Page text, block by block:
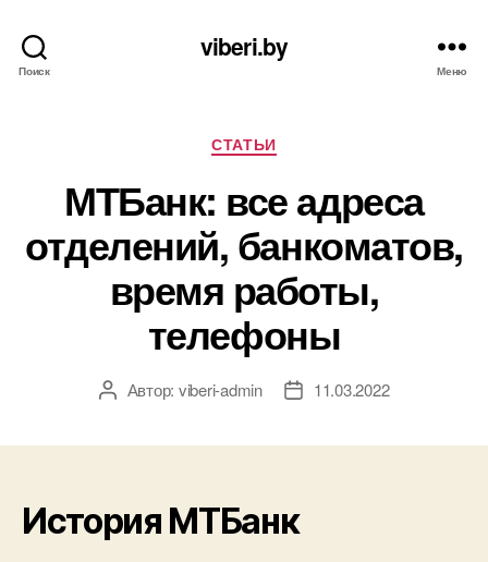
Поиск
viberi.by
Меню
Рубрики
СТАТЬИ
МТБанк: все адреса
отделений, банкоматов,
время работы,
телефоны
АвторАвтор: viberi-admin
Дата11.03.2022
История МТБанк